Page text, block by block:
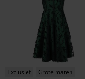
Exclusief Grote maten